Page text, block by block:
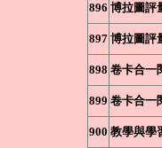
896 博拉圖評
897 博拉圖評
898 卷卡合一
899 卷卡合一
900 教學與學